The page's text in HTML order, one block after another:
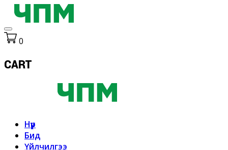
0
CART
Нүүр
Бид
Үйлчилгээ